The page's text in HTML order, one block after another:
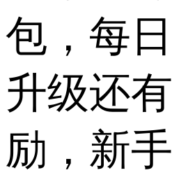
包，每日
升级还
励，新